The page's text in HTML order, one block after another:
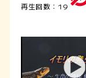
再生回数：19